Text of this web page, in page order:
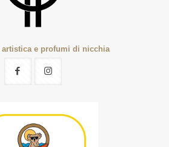
artistica e profumi di nicchia